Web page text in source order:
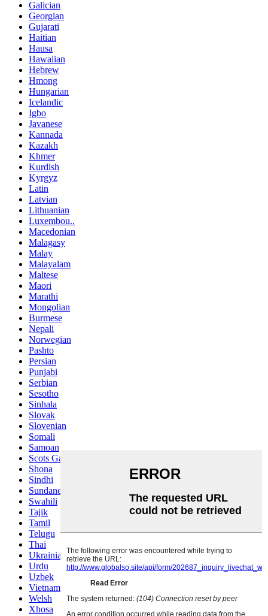
Galician
Georgian
Gujarati
Haitian
Hausa
Hawaiian
Hebrew
Hmong
Hungarian
Icelandic
Igbo
Javanese
Kannada
Kazakh
Khmer
Kurdish
Kyrgyz
Latin
Latvian
Lithuanian
Luxembou..
Macedonian
Malagasy
Malay
Malayalam
Maltese
Maori
Marathi
Mongolian
Burmese
Nepali
Norwegian
Pashto
Persian
Punjabi
Serbian
Sesotho
Sinhala
Slovak
Slovenian
Somali
Samoan
Scots Gaelic
Shona
Sindhi
Sundanese
Swahili
Tajik
Tamil
Telugu
Thai
Ukrainian
Urdu
Uzbek
Vietnamese
Welsh
Xhosa